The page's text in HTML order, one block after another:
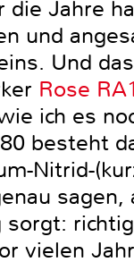
Jahre
und
Und
Rose
ich es
besteht
Nitrid-
vielen